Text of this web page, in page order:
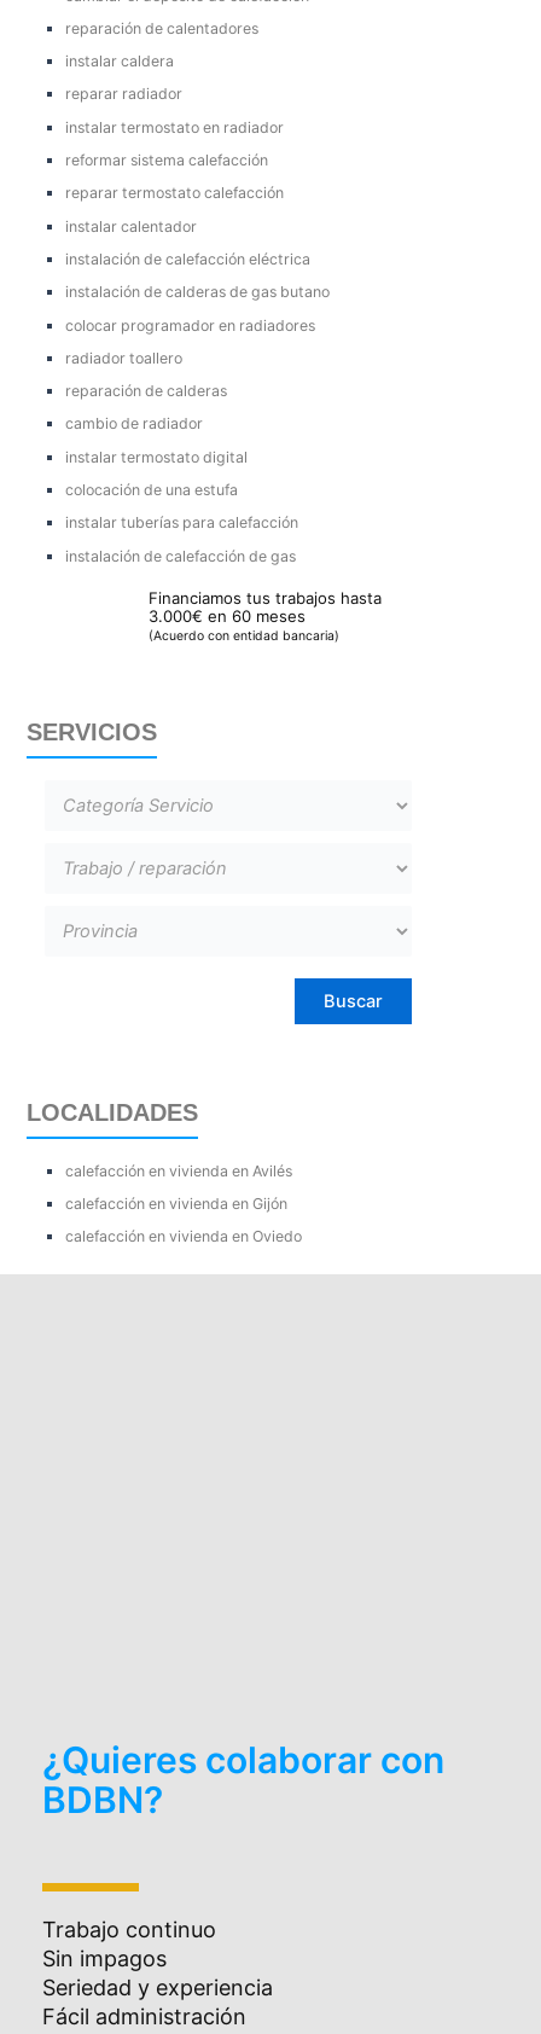
reparación de calentadores
instalar caldera
reparar radiador
instalar termostato en radiador
reformar sistema calefacción
reparar termostato calefacción
instalar calentador
instalación de calefacción eléctrica
instalación de calderas de gas butano
colocar programador en radiadores
radiador toallero
reparación de calderas
cambio de radiador
instalar termostato digital
colocación de una estufa
instalar tuberías para calefacción
instalación de calefacción de gas
Financiamos tus trabajos hasta
3.000€ en 60 meses
(Acuerdo con entidad bancaria)
SERVICIOS
LOCALIDADES
calefacción en vivienda en Avilés
calefacción en vivienda en Gijón
calefacción en vivienda en Oviedo
¿Quieres colaborar con
BDBN?
Trabajo continuo
Sin impagos
Seriedad y experiencia
Fácil administración